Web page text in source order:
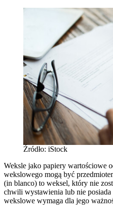
Źródło: iStock
Weksle jako papiery wartościowe
wekslowego mogą być
(in blanco) to weksel, który nie
chwili wystawienia lub nie
wekslowe wymaga dla jego